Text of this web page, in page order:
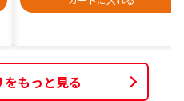
もっと見る